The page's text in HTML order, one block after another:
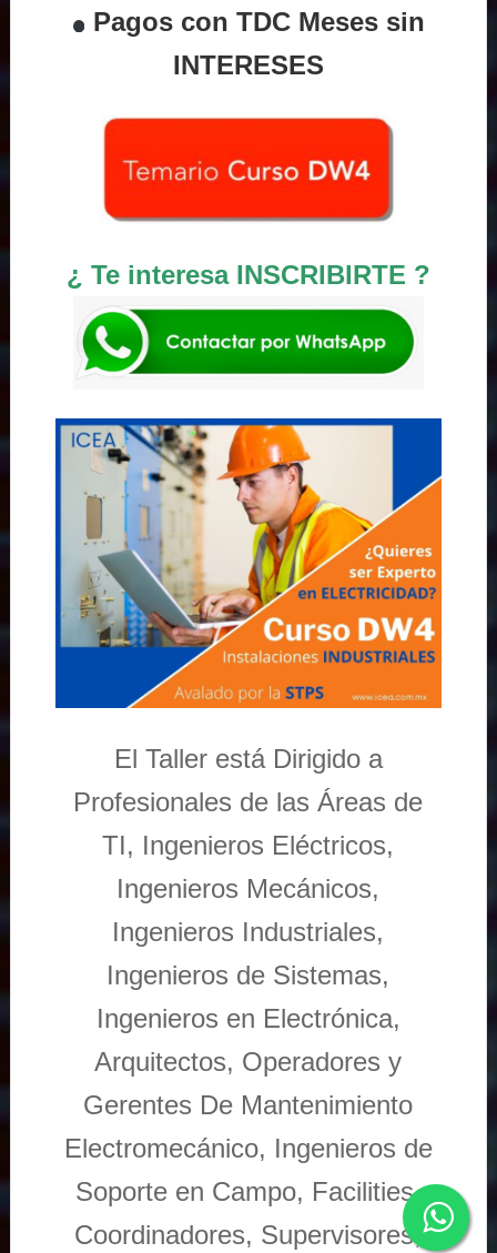
Pagos con TDC Meses sin
INTERESES
¿ Te interesa INSCRIBIRTE ?
El Taller está Dirigido a
Profesionales de las Áreas de
TI, Ingenieros Eléctricos,
Ingenieros Mecánicos,
Ingenieros Industriales,
Ingenieros de Sistemas,
Ingenieros en Electrónica,
Arquitectos, Operadores y
Gerentes De Mantenimiento
Electromecánico, Ingenieros de
Soporte en Campo, Facilities,
Coordinadores, Supervisores,